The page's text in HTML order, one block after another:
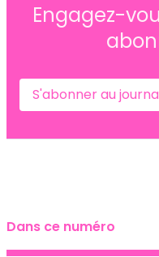
Engagez-
S'abonner au
Dans ce numéro